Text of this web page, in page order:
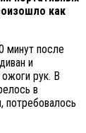
как
минут после
и
ожоги рук. В
в
потребовалось